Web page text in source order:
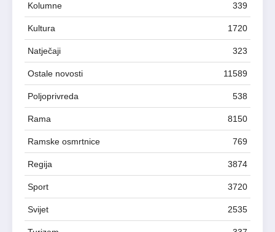
Kolumne 339
Kultura 1720
Natječaji 323
Ostale novosti 11589
Poljoprivreda 538
Rama 8150
Ramske osmrtnice 769
Regija 3874
Sport 3720
Svijet 2535